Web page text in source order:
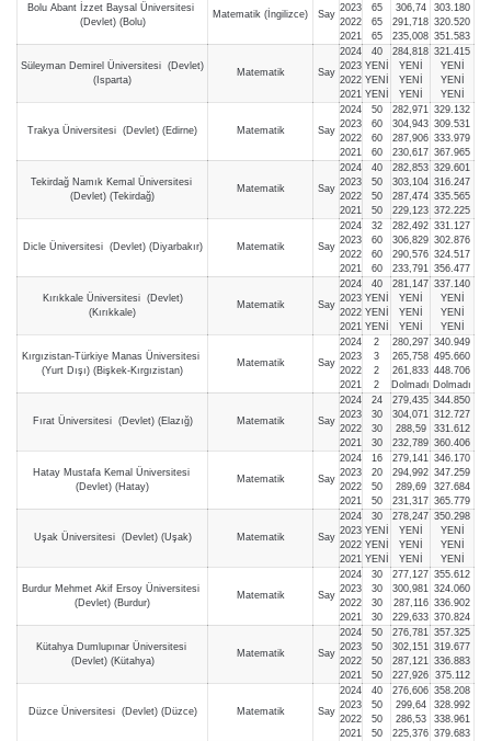
Bolu Abant İzzet Baysal Üniversitesi
(Devlet) (Bolu)
Matematik (İngilizce) Say
2023
2022
2021
65
65
65
306,74
291,718
235,008
303.180
320.520
351.583
Süleyman Demirel Üniversitesi (Devlet)
(Isparta)
Matematik Say
2024
2023
2022
2021
40
YENİ
YENİ
YENİ
284,818
YENİ
YENİ
YENİ
321.415
YENİ
YENİ
YENİ
Trakya Üniversitesi (Devlet) (Edirne) Matematik Say
2024
2023
2022
2021
50
60
60
60
282,971
304,943
287,906
230,617
329.132
309.531
333.979
367.965
Tekirdağ Namık Kemal Üniversitesi
(Devlet) (Tekirdağ)
Matematik Say
2024
2023
2022
2021
40
50
50
50
282,853
303,104
287,474
229,123
329.601
316.247
335.565
372.225
Dicle Üniversitesi (Devlet) (Diyarbakır) Matematik Say
2024
2023
2022
2021
32
60
60
60
282,492
306,829
290,576
233,791
331.127
302.876
324.517
356.477
Kırıkkale Üniversitesi (Devlet)
(Kırıkkale)
Matematik Say
2024
2023
2022
2021
40
YENİ
YENİ
YENİ
281,147
YENİ
YENİ
YENİ
337.140
YENİ
YENİ
YENİ
Kırgızistan-Türkiye Manas Üniversitesi
(Yurt Dışı) (Bişkek-Kırgızistan)
Matematik Say
2024
2023
2022
2021
2
3
2
2
280,297
265,758
261,833
Dolmadı
340.949
495.660
448.706
Dolmadı
Fırat Üniversitesi (Devlet) (Elazığ) Matematik Say
2024
2023
2022
2021
24
30
30
30
279,435
304,071
288,59
232,789
344.850
312.727
331.612
360.406
Hatay Mustafa Kemal Üniversitesi
(Devlet) (Hatay)
Matematik Say
2024
2023
2022
2021
16
20
50
50
279,141
294,992
289,69
231,317
346.170
347.259
327.684
365.779
Uşak Üniversitesi (Devlet) (Uşak) Matematik Say
2024
2023
2022
2021
30
YENİ
YENİ
YENİ
278,247
YENİ
YENİ
YENİ
350.298
YENİ
YENİ
YENİ
Burdur Mehmet Akif Ersoy Üniversitesi
(Devlet) (Burdur)
Matematik Say
2024
2023
2022
2021
30
30
30
30
277,127
300,981
287,116
229,633
355.612
324.060
336.902
370.824
Kütahya Dumlupınar Üniversitesi
(Devlet) (Kütahya)
Matematik Say
2024
2023
2022
2021
50
50
50
50
276,781
302,151
287,121
227,926
357.325
319.677
336.883
375.112
Düzce Üniversitesi (Devlet) (Düzce) Matematik Say
2024
2023
2022
2021
40
50
50
50
276,606
299,64
286,53
225,376
358.208
328.992
338.961
379.683